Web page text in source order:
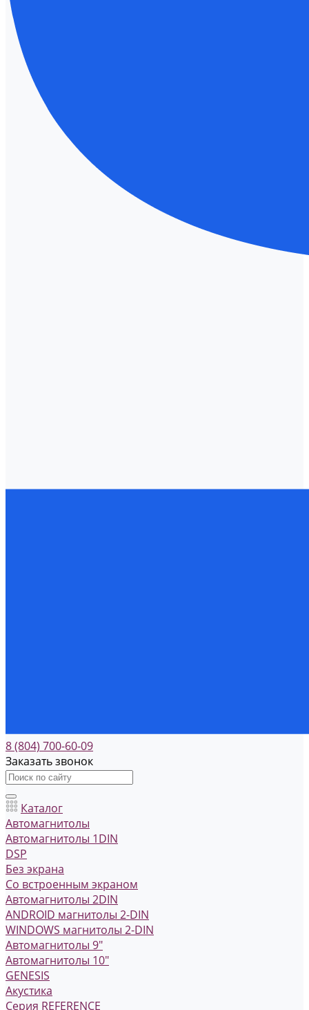
8 (804) 700-60-09
Заказать звонок
Каталог
Автомагнитолы
Автомагнитолы 1DIN
DSP
Без экрана
Со встроенным экраном
Автомагнитолы 2DIN
ANDROID магнитолы 2-DIN
WINDOWS магнитолы 2-DIN
Автомагнитолы 9"
Автомагнитолы 10"
GENESIS
Акустика
Серия REFERENCE